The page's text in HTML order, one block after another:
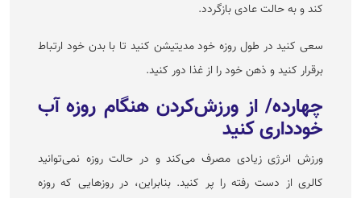
کند و به حالت عادی بازگردد.
سعی کنید در طول روزه خود مدیتیشن کنید تا با بدن خود ارتباط
برقرار کنید و ذهن خود را از غذا دور کنید.
چهارده/ از ورزش‌کردن هنگام روزه آب
خودداری کنید
ورزش انرژی زیادی مصرف می‌کند و در حالت روزه نمی‌توانید
کالری از دست رفته را پر کنید. بنابراین، در روز‌هایی که روزه